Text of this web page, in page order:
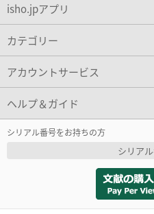
isho.jpアプリ
カテゴリー
アカウントサービス
ヘルプ＆ガイド
シリアル番号をお持ちの方
シリア